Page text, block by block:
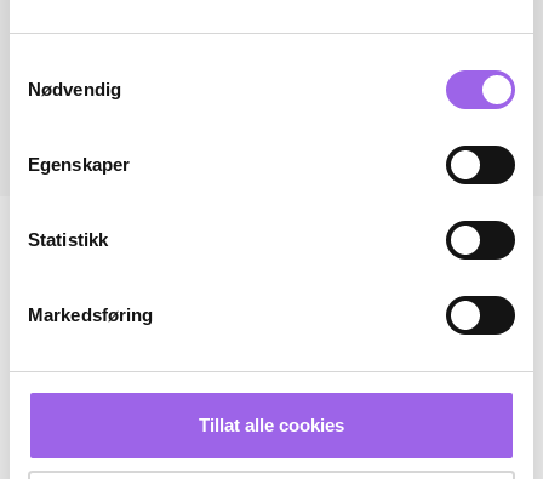
Nødvendig
Egenskaper
Statistikk
Markedsføring
Tillat alle cookies